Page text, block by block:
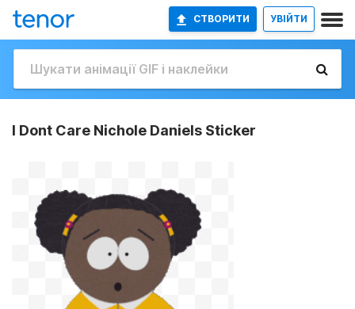
СТВОРИТИ УВІЙТИ
I Dont Care Nichole Daniels Sticker